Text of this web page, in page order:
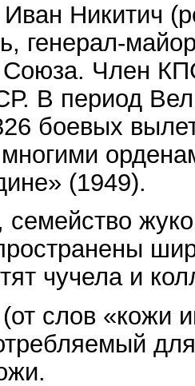
Никитич
генерал-
Союза. Член
В период
боевых
(1949).
чучела и
слов «кожи